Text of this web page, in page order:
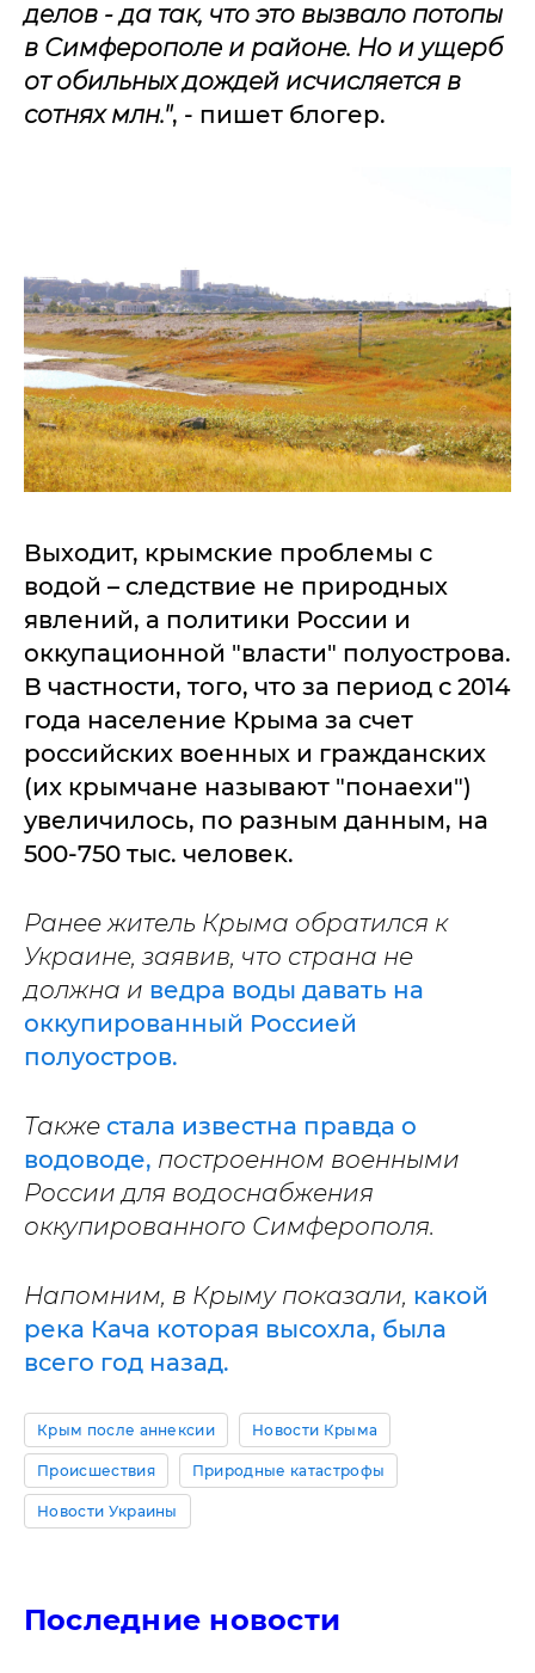
делов - да так, что это вызвало потопы
в Симферополе и районе. Но и ущерб
от обильных дождей исчисляется в
сотнях млн.", - пишет блогер.
Выходит, крымские проблемы с
водой – следствие не природных
явлений, а политики России и
оккупационной "власти" полуострова.
В частности, того, что за период с 2014
года население Крыма за счет
российских военных и гражданских
(их крымчане называют "понаехи")
увеличилось, по разным данным, на
500-750 тыс. человек.
Ранее житель Крыма обратился к
Украине, заявив, что страна не
должна и ведра воды давать на
оккупированный Россией
полуостров.
Также стала известна правда о
водоводе, построенном военными
России для водоснабжения
оккупированного Симферополя.
Напомним, в Крыму показали, какой
река Кача которая высохла, была
всего год назад.
Крым после аннексии Новости Крыма
Происшествия Природные катастрофы
Новости Украины
Последние новости